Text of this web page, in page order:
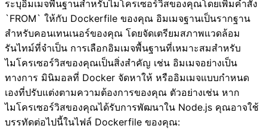
ระบุอิมเมจพื้นฐานสำหรับไมโครเซอร์วิสของคุณโดยเพิ่มคำสั่ง
`FROM` ให้กับ Dockerfile ของคุณ อิมเมจฐานเป็นรากฐาน
สำหรับคอนเทนเนอร์ของคุณ โดยจัดเตรียมสภาพแวดล้อม
รันไทม์ที่จำเป็น การเลือกอิมเมจพื้นฐานที่เหมาะสมสำหรับ
ไมโครเซอร์วิสของคุณเป็นสิ่งสำคัญ เช่น อิมเมจอย่างเป็น
ทางการ มินิมอลที่ Docker จัดหาให้ หรืออิมเมจแบบกำหนด
เองที่ปรับแต่งตามความต้องการของคุณ ตัวอย่างเช่น หาก
ไมโครเซอร์วิสของคุณได้รับการพัฒนาใน Node.js คุณอาจใช้
บรรทัดต่อไปนี้ในไฟล์ Dockerfile ของคุณ: